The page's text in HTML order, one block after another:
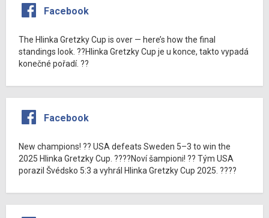
Facebook
The Hlinka Gretzky Cup is over — here’s how the final
standings look. ??Hlinka Gretzky Cup je u konce, takto vypadá
konečné pořadí. ??
Facebook
New champions! ?? USA defeats Sweden 5–3 to win the
2025 Hlinka Gretzky Cup. ????Noví šampioni! ?? Tým USA
porazil Švédsko 5:3 a vyhrál Hlinka Gretzky Cup 2025. ????